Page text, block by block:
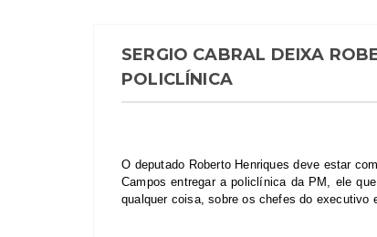
SERGIO CABRAL DEIXA
POLICLÍNICA
O deputado Roberto Henriques deve estar
Campos entregar a policlínica da PM, ele
qualquer coisa, sobre os chefes do executivo